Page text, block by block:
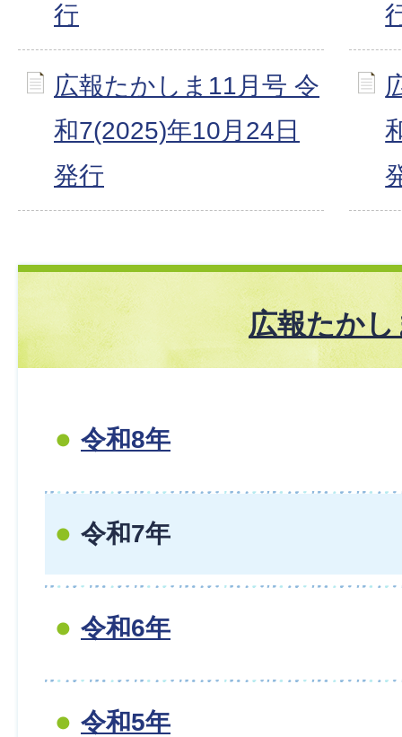
行
広報たかしま11月号 令
和7(2025)年10月24日
発行
広報たかし
令和8年
令和7年
令和6年
令和5年